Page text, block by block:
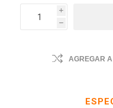
i
h
AGREGAR